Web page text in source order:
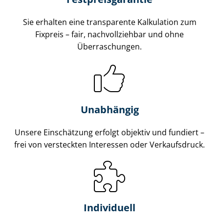
Sie erhalten eine transparente Kalkulation zum
Fixpreis – fair, nachvollziehbar und ohne
Überraschungen.
Unabhängig
Unsere Einschätzung erfolgt objektiv und fundiert –
frei von versteckten Interessen oder Verkaufsdruck.
Individuell